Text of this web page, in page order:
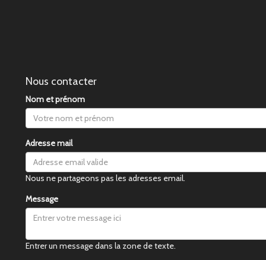
Nous contacter
Nom et prénom
Adresse mail
Nous ne partageons pas les adresses email.
Message
Entrer un message dans la zone de texte.